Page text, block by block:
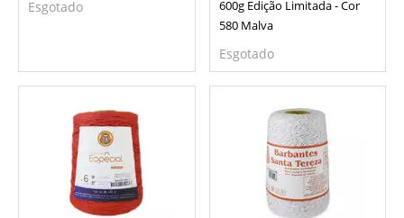
Esgotado
600g Edição Limitada - Cor
580 Malva
Esgotado